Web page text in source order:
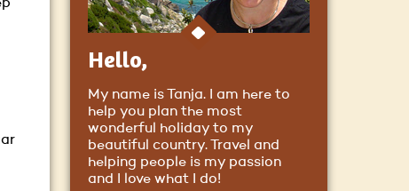
Hello,
My name is Tanja. I am here to
help you plan the most
wonderful holiday to my
beautiful country. Travel and
helping people is my passion
and I love what I do!